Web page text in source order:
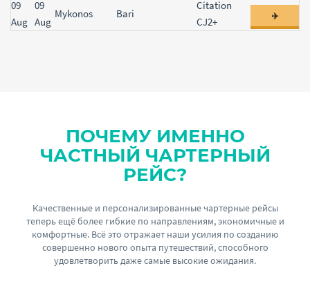
09
Aug
09
Aug
Mykonos Bari
Citation
CJ2+
✈️
ПОЧЕМУ ИМЕННО
ЧАСТНЫЙ ЧАРТЕРНЫЙ
РЕЙС?
Качественные и персонализированные чартерные рейсы
теперь ещё более гибкие по направлениям, экономичные и
комфортные. Всё это отражает наши усилия по созданию
совершенно нового опыта путешествий, способного
удовлетворить даже самые высокие ожидания.